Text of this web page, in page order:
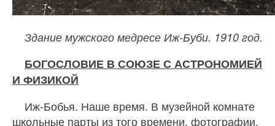
Здание мужского медресе Иж-Буби. 1910 год.
БОГОСЛОВИЕ В СОЮЗЕ С АСТРОНОМИЕЙ
И ФИЗИКОЙ
Иж-Бобья. Наше время. В музейной комнате
школьные парты из того времени, фотографии,